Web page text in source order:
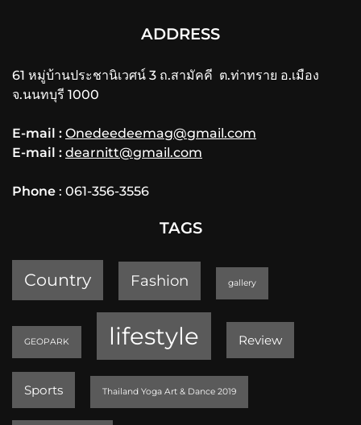
ADDRESS
61 หมู่บ้านประชานิเวศน์ 3 ถ.สามัคคี ต.ท่าทราย อ.เมือง
จ.นนทบุรี 1000
E-mail : Onedeedeemag@gmail.com
E-mail : dearnitt@gmail.com
Phone : 061-356-3556
TAGS
Country Fashion gallery
GEOPARK lifestyle Review
Sports Thailand Yoga Art & Dance 2019